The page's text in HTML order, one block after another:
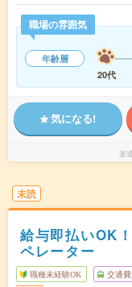
職場の雰囲気
年齢層
20代
気になる!
派
未読
給与即払いOK
ペレーター
職種未経験OK 交通